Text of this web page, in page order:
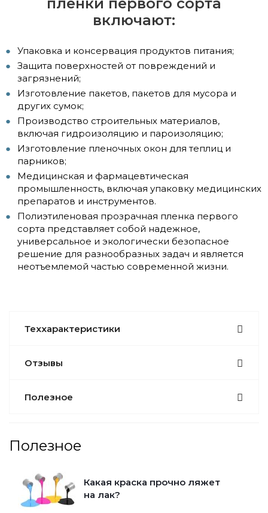
включают:
Упаковка и консервация продуктов питания;
Защита поверхностей от повреждений и
загрязнений;
Изготовление пакетов, пакетов для мусора и
других сумок;
Производство строительных материалов,
включая гидроизоляцию и пароизоляцию;
Изготовление пленочных окон для теплиц и
парников;
Медицинская и фармацевтическая
промышленность, включая упаковку медицинских
препаратов и инструментов.
Полиэтиленовая прозрачная пленка первого
сорта представляет собой надежное,
универсальное и экологически безопасное
решение для разнообразных задач и является
неотъемлемой частью современной жизни.
Теххарактеристики
Отзывы
Полезное
Полезное
Какая краска прочно ляжет
на лак?